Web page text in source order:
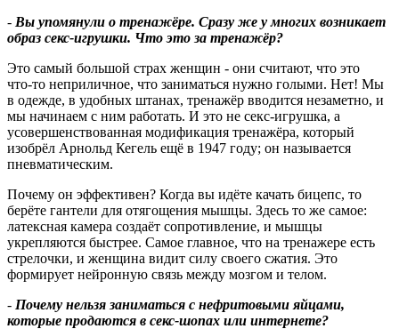
- Вы упомянули о тренажёре. Сразу же у многих возникает
образ секс-игрушки. Что это за тренажёр?
Это самый большой страх женщин - они считают, что это
что‑то неприличное, что заниматься нужно голыми. Нет! Мы
в одежде, в удобных штанах, тренажёр вводится незаметно, и
мы начинаем с ним работать. И это не секс-игрушка, а
усовершенствованная модификация тренажёра, который
изобрёл Арнольд Кегель ещё в 1947 году; он называется
пневматическим.
Почему он эффективен? Когда вы идёте качать бицепс, то
берёте гантели для отягощения мышцы. Здесь то же самое:
латексная камера создаёт сопротивление, и мышцы
укрепляются быстрее. Самое главное, что на тренажере есть
стрелочки, и женщина видит силу своего сжатия. Это
формирует нейронную связь между мозгом и телом.
- Почему нельзя заниматься с нефритовыми яйцами,
которые продаются в секс-шопах или интернете?